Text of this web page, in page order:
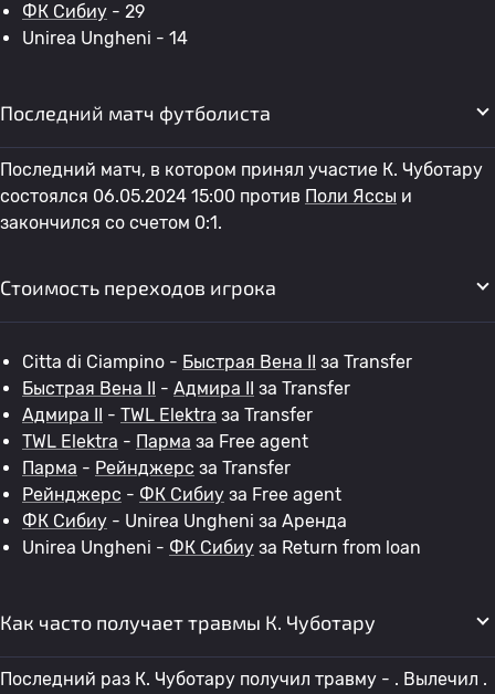
ФК Сибиу - 29
Unirea Ungheni - 14
Последний матч футболиста
Последний матч, в котором принял участие К. Чуботару
состоялся 06.05.2024 15:00 против Поли Яссы и
закончился со счетом 0:1.
Стоимость переходов игрока
Citta di Ciampino - Быстрая Вена II за Transfer
Быстрая Вена II - Адмира II за Transfer
Адмира II - TWL Elektra за Transfer
TWL Elektra - Парма за Free agent
Парма - Рейнджерс за Transfer
Рейнджерс - ФК Сибиу за Free agent
ФК Сибиу - Unirea Ungheni за Аренда
Unirea Ungheni - ФК Сибиу за Return from loan
Как часто получает травмы К. Чуботару
Последний раз К. Чуботару получил травму - . Вылечил .